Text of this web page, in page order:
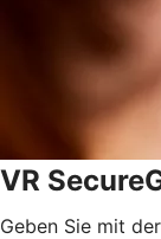
VR
Geben Sie mit